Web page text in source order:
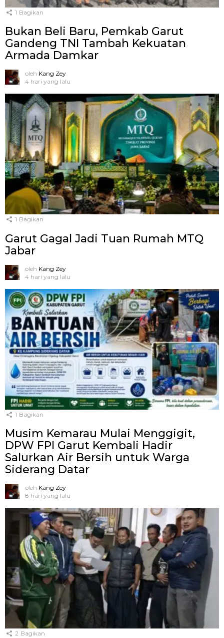
1 Bagikan
Bukan Beli Baru, Pemkab Garut
Gandeng TNI Tambah Kekuatan
Armada Damkar
oleh Kang Zey
4 hari yang lalu
1 Bagikan
Garut Gagal Jadi Tuan Rumah MTQ
Jabar
oleh Kang Zey
4 hari yang lalu
1 Bagikan
Musim Kemarau Mulai Menggigit,
DPW FPI Garut Kembali Hadir
Salurkan Air Bersih untuk Warga
Siderang Datar
oleh Kang Zey
8 hari yang lalu
2 Bagikan